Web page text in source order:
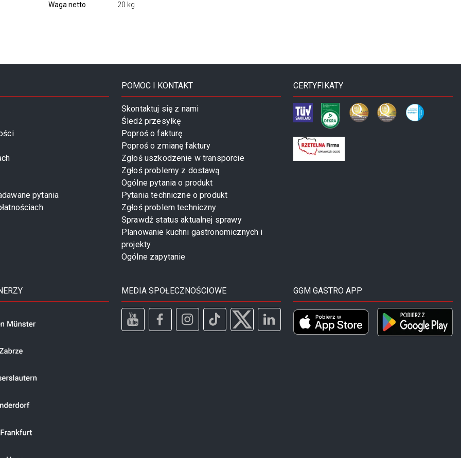
Waga netto 20 kg
pytania
POMOC I KONTAKT
Skontaktuj się z nami
Śledź przesyłkę
Poproś o fakturę
Poproś o zmianę faktury
Zgłoś uszkodzenie w transporcie
Zgłoś problemy z dostawą
Ogólne pytania o produkt
Pytania techniczne o produkt
Zgłoś problem techniczny
Sprawdź status aktualnej sprawy
Planowanie kuchni gastronomicznych i
projekty
Ogólne zapytanie
CERTYFIKATY
MEDIA SPOŁECZNOŚCIOWE GGM GASTRO APP